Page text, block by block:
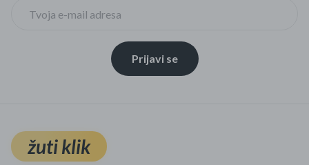
Prijavi se
žuti klik